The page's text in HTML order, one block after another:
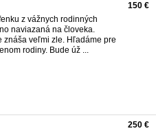
z vážnych rodinných
naviazaná na človeka.
znáša veľmi zle. Hľadáme pre
rodiny. Bude úž ...
150 €
250 €